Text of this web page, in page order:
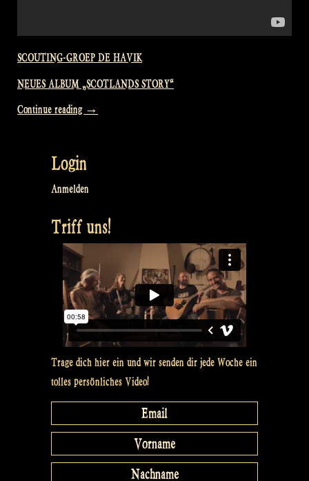
SCOUTING-GROEP DE HAVIK
NEUES ALBUM „SCOTLANDS STORY“
Continue reading „Visiting
Group
–
Show
90“
→
Login
Anmelden
Triff uns!
Trage dich hier ein und wir senden dir jede Woche ein
tolles persönliches Video!